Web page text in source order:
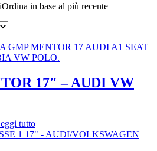
Ordina in base al più recente
17″ – AUDI VW
tutto